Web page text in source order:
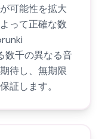
可能性を拡大
って正確な数
数千の異なる音
待し、無期限
証します。